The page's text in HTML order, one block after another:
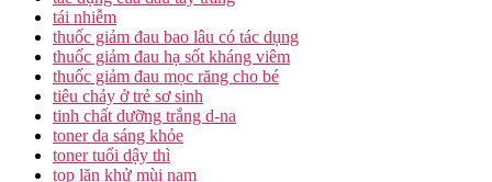
tái nhiễm
thuốc giảm đau bao lâu có tác dụng
thuốc giảm đau hạ sốt kháng viêm
thuốc giảm đau mọc răng cho bé
tiêu chảy ở trẻ sơ sinh
tinh chất dưỡng trắng d-na
toner da sáng khỏe
toner tuổi dậy thì
top lăn khử mùi nam